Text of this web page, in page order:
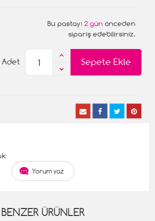
Bu pastayı 2 gün önceden
sipariş edebilirsiniz.
Sepete Ekle
Adet
Yorum yaz
BENZER ÜRÜNLER